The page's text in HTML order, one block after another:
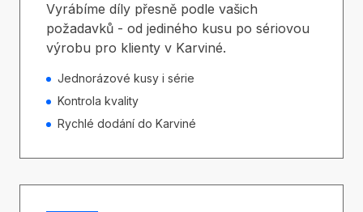
Vyrábíme díly přesně podle vašich
požadavků - od jediného kusu po sériovou
výrobu pro klienty v Karviné.
Jednorázové kusy i série
Kontrola kvality
Rychlé dodání do Karviné